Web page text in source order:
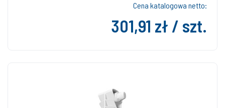
Cena katalogowa netto:
301,91 zł / szt.